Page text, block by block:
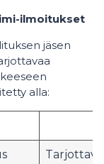
ilmoitukset
jäsen
alla: